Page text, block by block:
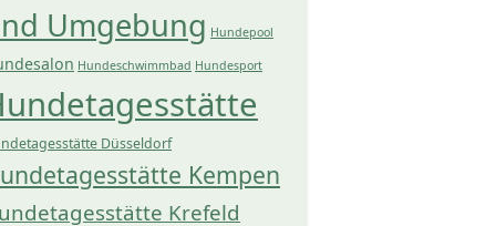
Umgebung Hundepool
Hundeschwimmbad Hundesport
Düsseldorf
Kempen
Krefeld